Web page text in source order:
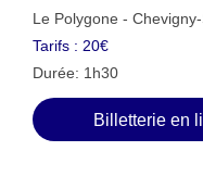
Le Polygone -
Tarifs : 20€
Durée: 1h30
Billetterie en